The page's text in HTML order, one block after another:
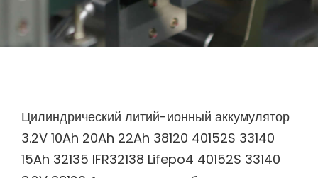
Цилиндрический литий-ионный аккумулятор
3.2V 10Ah 20Ah 22Ah 38120 40152S 33140
15Ah 32135 IFR32138 Lifepo4 40152S 33140